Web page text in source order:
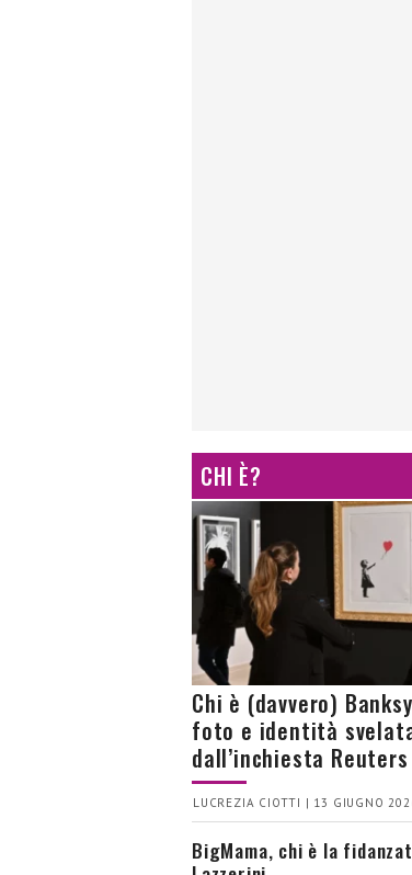
CHI È?
Chi è (davvero)
foto e identità
dall’inchiesta Reuters
LUCREZIA CIOTTI | 13 GIUGNO
BigMama, chi è la